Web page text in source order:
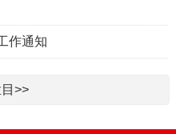
作通知
>>